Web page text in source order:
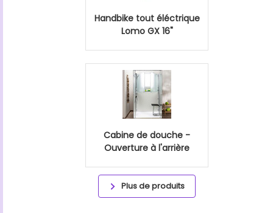
Handbike tout éléctrique
Lomo GX 16"
Cabine de douche -
Ouverture à l'arrière
Plus de produits